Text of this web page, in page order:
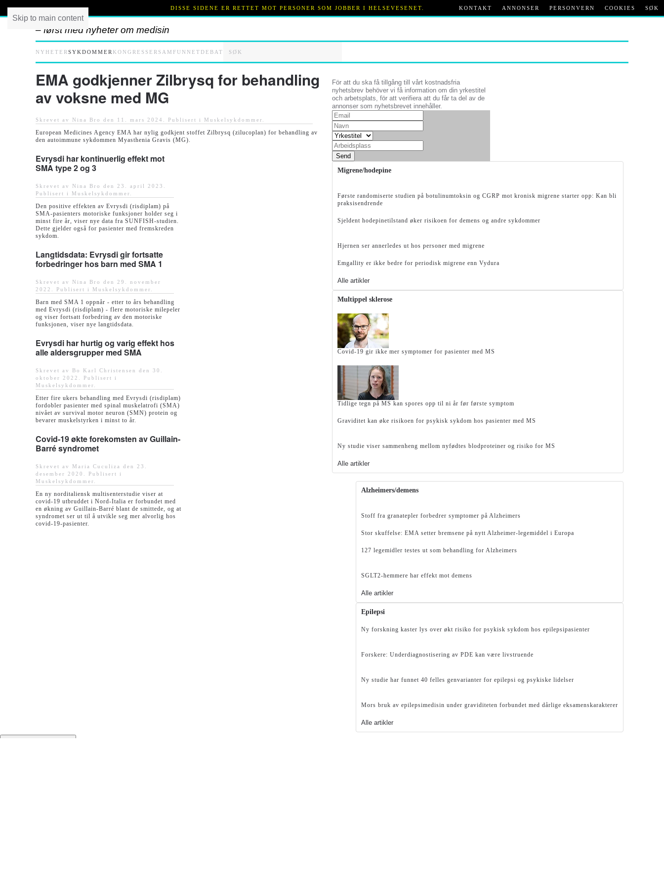
Skip to main content
– først med nyheter om medisin
NYHETER SYKDOMMER KONGRESSER SAMFUNNET DEBAT
DISSE SIDENE ER RETTET MOT PERSONER SOM JOBBER I HELSEVESENET. KONTAKT ANNONSER PERSONVERN COOKIES SØK
EMA godkjenner Zilbrysq for behandling
av voksne med MG
Skrevet av Nina Bro den 11. mars 2024 . Publisert i Muskelsykdommer
European Medicines Agency EMA har nylig godkjent stoffet Zilbrysq (zilucoplan) for behandling av
den autoimmune sykdommen Myasthenia Gravis (MG).
Evrysdi har kontinuerlig effekt mot
SMA type 2 og 3
Skrevet av Nina Bro den 23. april 2023
Publisert i Muskelsykdommer
Den positive effekten av Evrysdi (risdiplam) på
SMA-pasienters motoriske funksjoner holder seg i
minst fire år, viser nye data fra SUNFISH-studien.
Dette gjelder også for pasienter med fremskreden
sykdom.
Langtidsdata: Evrysdi gir fortsatte
forbedringer hos barn med SMA 1
Skrevet av Nina Bro den 29. november
2022
. Publisert i Muskelsykdommer
Barn med SMA 1 oppnår - etter to års behandling
med Evrysdi (risdiplam) - flere motoriske milepeler
og viser fortsatt forbedring av den motoriske
funksjonen, viser nye langtidsdata.
Evrysdi har hurtig og varig effekt hos
alle aldersgrupper med SMA
Skrevet av Bo Karl Christensen den 30.
oktober 2022
. Publisert i
Muskelsykdommer
Etter fire ukers behandling med Evrysdi (risdiplam)
fordobler pasienter med spinal muskelatrofi (SMA)
nivået av survival motor neuron (SMN) protein og
bevarer muskelstyrken i minst to år.
Covid-19 økte forekomsten av Guillain-
Barré syndromet
Skrevet av Maria Cuculiza den 23.
desember 2020
. Publisert i
Muskelsykdommer
En ny norditaliensk multisenterstudie viser at
covid-19 utbruddet i Nord-Italia er forbundet med
en økning av Guillain-Barré blant de smittede, og at
syndromet ser ut til å utvikle seg mer alvorlig hos
covid-19-pasienter.
För att du ska få tillgång till vårt kostnadsfria
nyhetsbrev behöver vi få information om din yrkestitel
och arbetsplats, för att verifiera att du får ta del av de
annonser som nyhetsbrevet innehåller.
Send
Migrene/hodepine
Første randomiserte studien på botulinumtoksin og CGRP mot kronisk migrene starter opp: Kan bli
praksisendrende
Sjeldent hodepinetilstand øker risikoen for demens og andre sykdommer
Hjernen ser annerledes ut hos personer med migrene
Emgallity er ikke bedre for periodisk migrene enn Vydura
Alle artikler
Multippel sklerose
Covid-19 gir ikke mer symptomer for pasienter med MS
Tidlige tegn på MS kan spores opp til ni år før første symptom
Graviditet kan øke risikoen for psykisk sykdom hos pasienter med MS
Ny studie viser sammenheng mellom nyfødtes blodproteiner og risiko for MS
Alle artikler
Alzheimers/demens
Stoff fra granatepler forbedrer symptomer på Alzheimers
Stor skuffelse: EMA setter bremsene på nytt Alzheimer-legemiddel i Europa
127 legemidler testes ut som behandling for Alzheimers
SGLT2-hemmere har effekt mot demens
Alle artikler
Epilepsi
Ny forskning kaster lys over økt risiko for psykisk sykdom hos epilepsipasienter
Forskere: Underdiagnostisering av PDE kan være livstruende
Ny studie har funnet 40 felles genvarianter for epilepsi og psykiske lidelser
Mors bruk av epilepsimedisin under graviditeten forbundet med dårlige eksamenskarakterer
Alle artikler